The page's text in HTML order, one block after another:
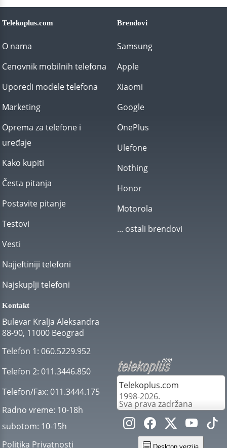
Telekoplus.com
O nama
Cenovnik mobilnih telefona
Uporedi modele telefona
Marketing
Oprema za telefone i
uređaje
Kako kupiti
Česta pitanja
Postavite pitanje
Testovi
Vesti
Najjeftiniji telefoni
Najskuplji telefoni
Brendovi
Samsung
Apple
Xiaomi
Google
OnePlus
Ulefone
Nothing
Honor
Motorola
... ostali brendovi
Kontakt
Bulevar Kralja Aleksandra
88-90, 11000 Beograd
Telefon 1: 060.5229.952
Telefon 2: 011.3446.850
Telefon/Fax: 011.3444.175
Radno vreme: 10-18h
subotom: 10-15h
Politika Privatnosti
Telekoplus.com
1998-2026.
Sva prava zadržana
Desktop verzija